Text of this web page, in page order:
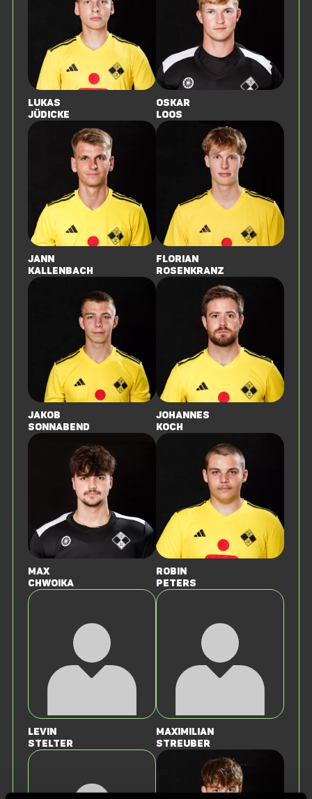
Lukas
Jüdicke
Oskar
Loos
Jann
Kallenbach
Florian
Rosenkranz
Jakob
Sonnabend
Johannes
Koch
Max
Chwoika
Robin
Peters
Levin
Stelter
Maximilian
Streuber